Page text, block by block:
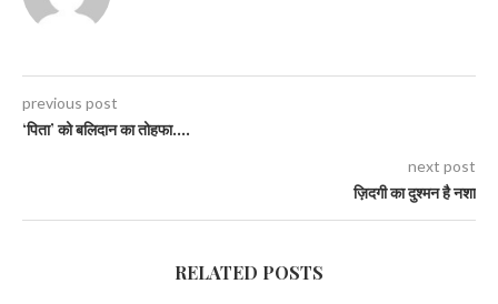
previous post
‘पिता’ को बलिदान का तोहफा….
next post
ज़िदगी का दुश्मन है नशा
RELATED POSTS